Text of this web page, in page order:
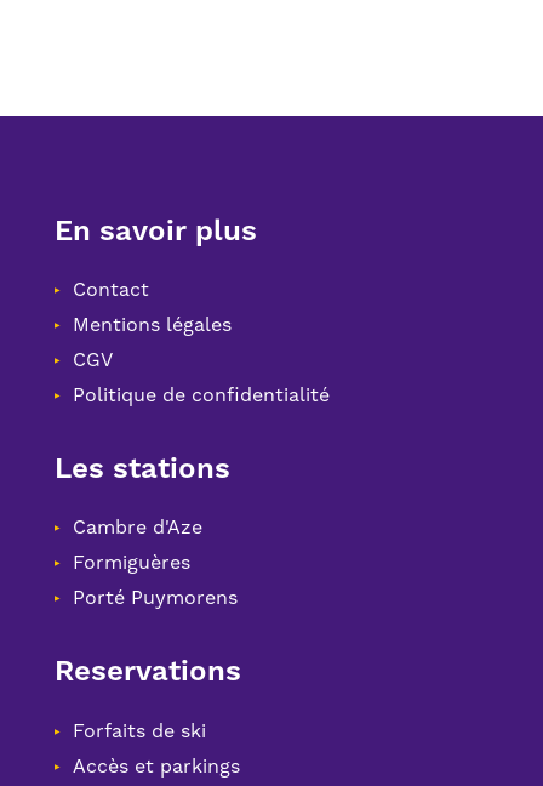
En savoir plus
Contact
Mentions légales
CGV
Politique de confidentialité
Les stations
Cambre d'Aze
Formiguères
Porté Puymorens
Reservations
Forfaits de ski
Accès et parkings